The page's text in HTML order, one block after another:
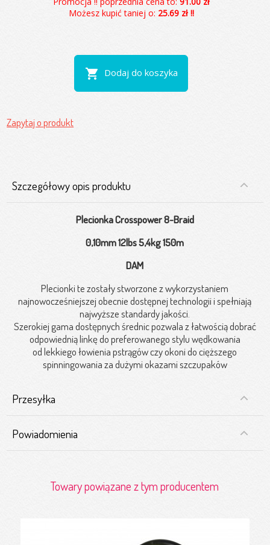
Możesz kupić taniej o: 25.69 zł !!
shopping_cart Dodaj do koszyka
Zapytaj o produkt
Szczegółowy opis produktu
Plecionka Crosspower 8-Braid
0,10mm 12lbs 5,4kg 150m
DAM
Plecionki te zostały stworzone z wykorzystaniem
najnowocześniejszej obecnie dostępnej technologii i spełniają
najwyższe standardy jakości.
Szerokiej gama dostępnych średnic pozwala z łatwością dobrać
odpowiednią linkę do preferowanego stylu wędkowania
od lekkiego łowienia pstrągów czy okoni do cięższego
spinningowania za dużymi okazami szczupaków
Przesyłka
Powiadomienia
Towary powiązane z tym producentem